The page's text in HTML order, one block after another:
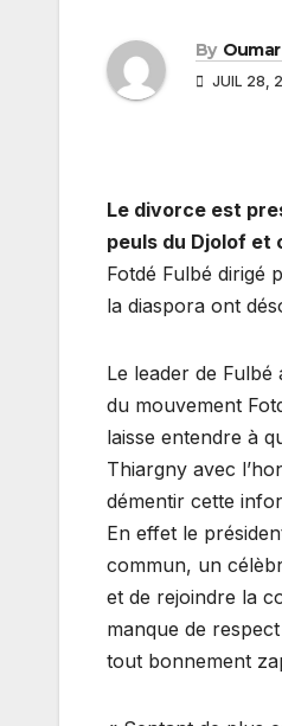
By Oumar
JUIL 28,
Le divorce est
peuls du Djolof et
Fotdé Fulbé dirigé
la diaspora ont
Le leader de
du mouvement
laisse entendre à
Thiargny avec
démentir cette
En effet le
commun, un
et de rejoindre la
manque de
tout bonnement